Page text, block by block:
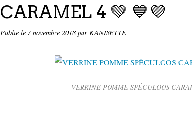
CARAMEL 4 💚 💙💜
Publié le 7 novembre 2018 par KANISETTE
VERRINE POMME SPÉCULOOS